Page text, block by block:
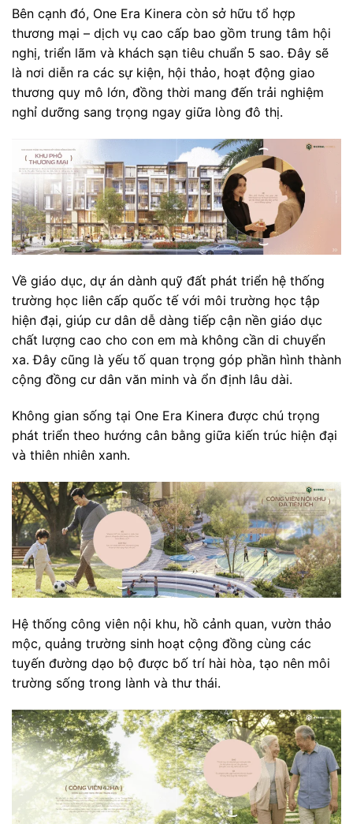
Bên cạnh đó, One Era Kinera còn sở hữu tổ hợp
thương mại – dịch vụ cao cấp bao gồm trung tâm hội
nghị, triển lãm và khách sạn tiêu chuẩn 5 sao. Đây sẽ
là nơi diễn ra các sự kiện, hội thảo, hoạt động giao
thương quy mô lớn, đồng thời mang đến trải nghiệm
nghỉ dưỡng sang trọng ngay giữa lòng đô thị.
Về giáo dục, dự án dành quỹ đất phát triển hệ thống
trường học liên cấp quốc tế với môi trường học tập
hiện đại, giúp cư dân dễ dàng tiếp cận nền giáo dục
chất lượng cao cho con em mà không cần di chuyển
xa. Đây cũng là yếu tố quan trọng góp phần hình thành
cộng đồng cư dân văn minh và ổn định lâu dài.
Không gian sống tại One Era Kinera được chú trọng
phát triển theo hướng cân bằng giữa kiến trúc hiện đại
và thiên nhiên xanh.
Hệ thống công viên nội khu, hồ cảnh quan, vườn thảo
mộc, quảng trường sinh hoạt cộng đồng cùng các
tuyến đường dạo bộ được bố trí hài hòa, tạo nên môi
trường sống trong lành và thư thái.